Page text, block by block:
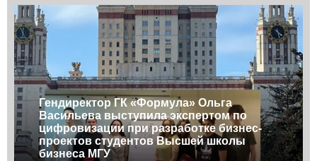
Гендиректор ГК «Формула» Ольга
Васильева выступила экспертом по
цифровизации при разработке бизнес-
проектов студентов Высшей школы
бизнеса МГУ